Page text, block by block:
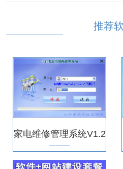
推荐
家电维修管理系统V1.2